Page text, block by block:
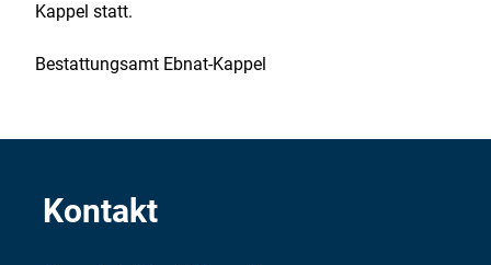
Kappel statt.
Bestattungsamt Ebnat-Kappel
Kontakt